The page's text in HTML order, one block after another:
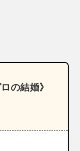
の結婚》